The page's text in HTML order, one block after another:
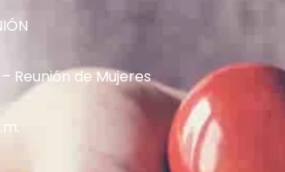
Reunión de Mujeres